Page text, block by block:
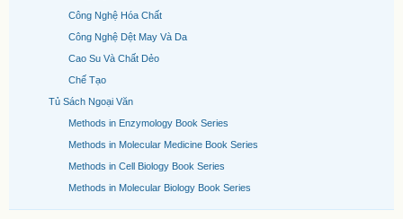
Công Nghệ Hóa Chất
Công Nghệ Dệt May Và Da
Cao Su Và Chất Dẻo
Chế Tạo
Tủ Sách Ngoại Văn
Methods in Enzymology Book Series
Methods in Molecular Medicine Book Series
Methods in Cell Biology Book Series
Methods in Molecular Biology Book Series